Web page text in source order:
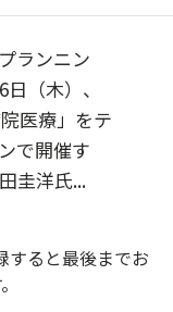
ランニン
（木）、
医療」をテ
で開催す
圭洋氏...
すると最後までお